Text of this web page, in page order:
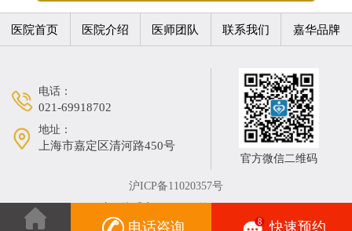
医院首页 医院介绍 医师团队 联系我们 嘉华品牌
电话：
021-69918702
地址：
上海市嘉定区清河路450号
官方微信二维码
沪ICP备11020357号
电话咨询 快速预约